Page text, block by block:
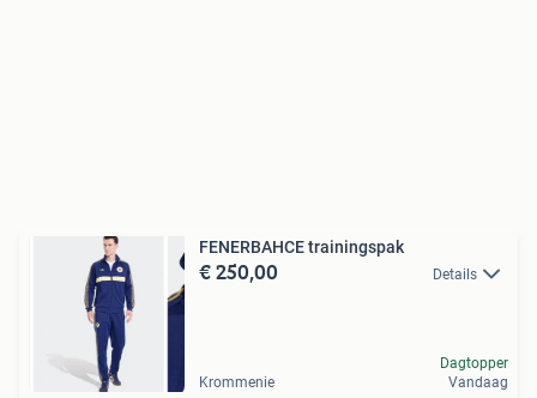
FENERBAHCE trainingspak
€ 250,00 Details
Krommenie
Dagtopper
Vandaag